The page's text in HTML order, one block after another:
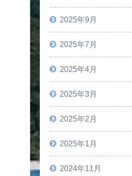
2025年9月
2025年7月
2025年4月
2025年3月
2025年2月
2025年1月
2024年11月